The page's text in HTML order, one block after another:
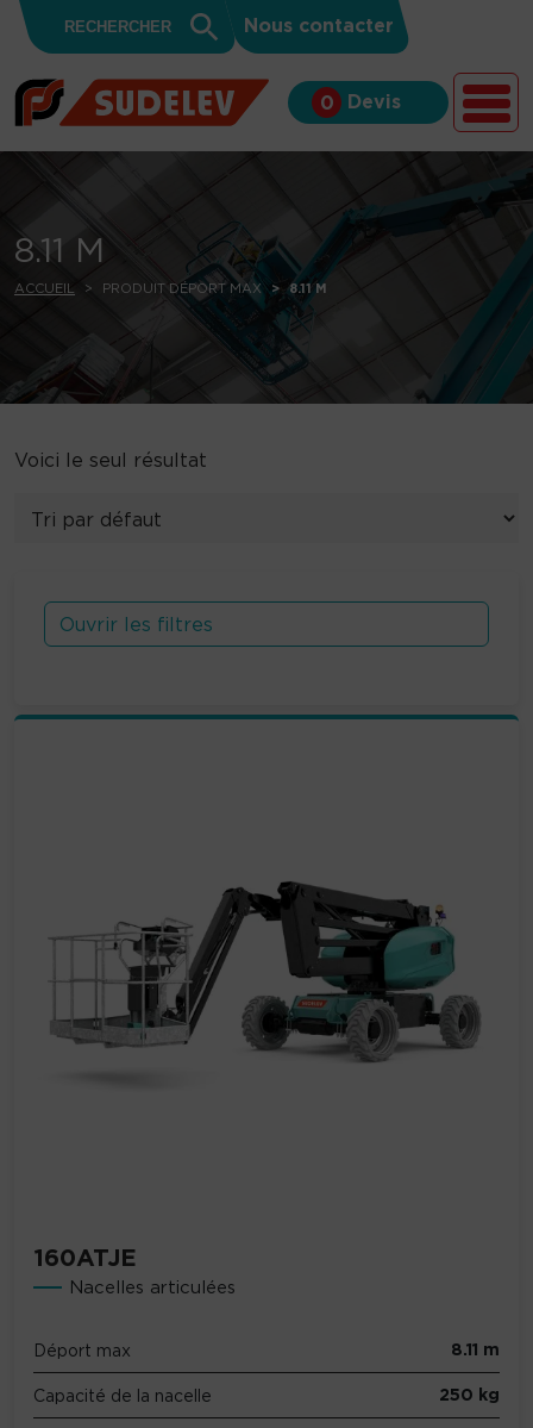
Skip to content
for:
Search
Button
Nous contacter
0 Devis
8.11 M
ACCUEIL PRODUIT DÉPORT MAX 8.11 M
Voici le seul résultat
Ouvrir les filtres
160ATJE
Nacelles articulées
Déport max 8.11 m
Capacité de la nacelle 250 kg